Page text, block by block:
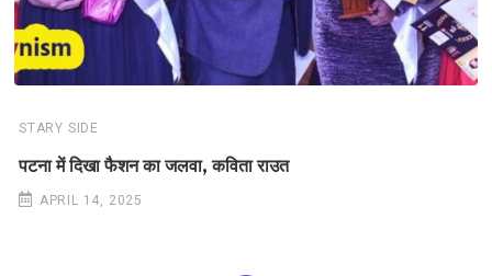
STARY SIDE
पटना में दिखा फैशन का जलवा, कविता राउत
APRIL 14, 2025